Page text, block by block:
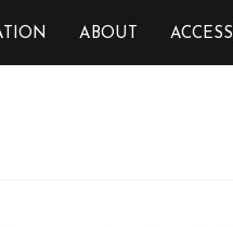
ABOUT ACCESS